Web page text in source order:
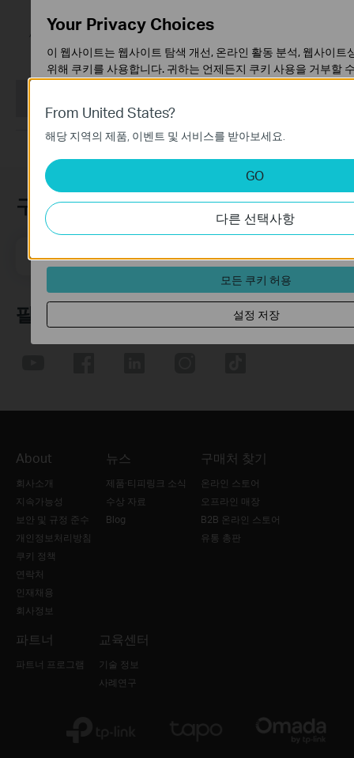
AX5400 듀얼 밴드 기가비트
Wi-Fi 6 공유기
구독
가입하기
팔로우 하기
About
회사소개
지속가능성
보안 및 규정 준수
개인정보처리방침
쿠키 정책
연락처
인재채용
회사정보
뉴스
제품·티피링크 소식
수상 자료
Blog
구매처 찾기
온라인 스토어
오프라인 매장
B2B 온라인 스토어
유통 총판
파트너
파트너 프로그램
교육센터
기술 정보
사례연구
From United States?
해당 지역의 제품, 이벤트 및 서비스를 받아보세요.
GO
다른 선택사항
Your Privacy Choices
이 웹사이트는 웹사이트 탐색 개선, 온라인 활동 분석, 웹사이트
위해 쿠키를 사용합니다. 귀하는 언제든지 쿠키 사용을 거부할
기본 쿠키
이 쿠키는 웹사이트가 작동하는 데 필요하며 사용자의 시스템
분석 및 마케팅 쿠키
분석 쿠키는 웹사이트의 기능을 개선하고 조정하기 위해 웹사
분석하는 데 사용하는 쿠키입니다.
마케팅 쿠키는 귀하의 관심사에 대한 프로필을 생성하고 다른
모든 쿠키 허용
설정 저장